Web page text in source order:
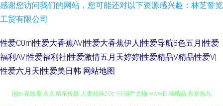
感谢您访问我们的网站，您可能还对以下资源感兴趣：林芝誓览
工贸有限公司
性爱C0m|性爱大香蕉AV|性爱大香蕉伊人|性爱导航8色五月|性爱
福利AV|性爱福利社|性爱激情五月天婷婷|性爱精品V精品性爱V|
性爱六月天|性爱美日韩 网站地图